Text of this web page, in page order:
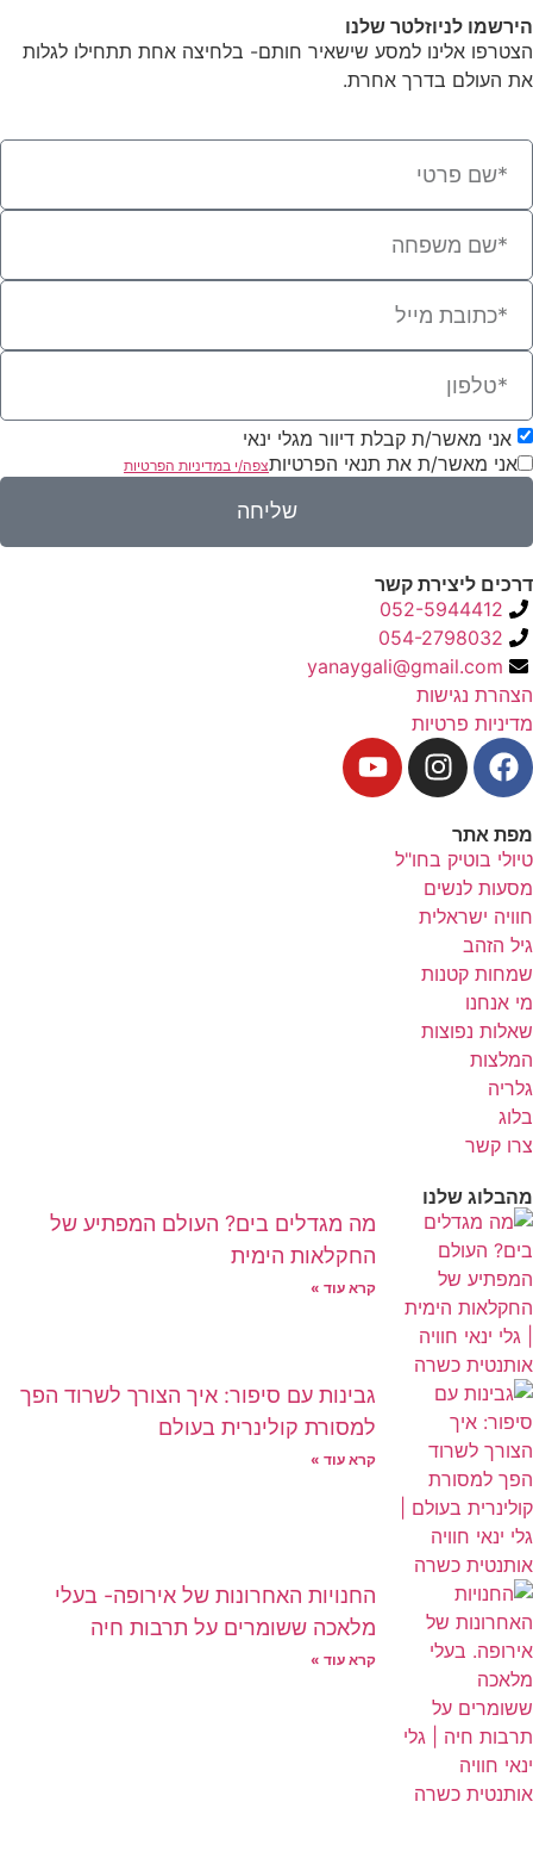
הירשמו לניוזלטר שלנו
הצטרפו אלינו למסע שישאיר חותם- בלחיצה אחת תתחילו לגלות
את העולם בדרך אחרת.
אני מאשר/ת קבלת דיוור מגלי ינאי
אני מאשר/ת את תנאי הפרטיותצפה/י במדיניות הפרטיות
שליחה
דרכים ליצירת קשר
052-5944412
054-2798032
yanaygali@gmail.com
הצהרת נגישות
מדיניות פרטיות
מפת אתר
טיולי בוטיק בחו"ל
מסעות לנשים
חוויה ישראלית
גיל הזהב
שמחות קטנות
מי אנחנו
שאלות נפוצות
המלצות
גלריה
בלוג
צרו קשר
מהבלוג שלנו
מה מגדלים בים? העולם המפתיע של
החקלאות הימית
קרא עוד »
גבינות עם סיפור: איך הצורך לשרוד הפך
למסורת קולינרית בעולם
קרא עוד »
החנויות האחרונות של אירופה- בעלי
מלאכה ששומרים על תרבות חיה
קרא עוד »